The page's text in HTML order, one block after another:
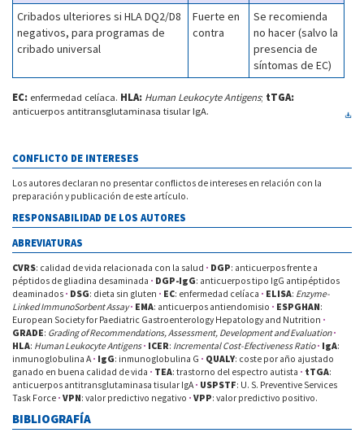
EC: enfermedad celíaca. HLA: Human Leukocyte Antigens; tTGA:
anticuerpos antitransglutaminasa tisular IgA.
Cribados ulteriores si HLA DQ2/D8
negativos, para programas de
cribado universal
Fuerte en
contra
Se recomienda
no hacer (salvo la
presencia de
síntomas de EC)
CONFLICTO DE INTERESES
Los autores declaran no presentar conflictos de intereses en relación con la
preparación y publicación de este artículo.
RESPONSABILIDAD DE LOS AUTORES
ABREVIATURAS
CVRS: calidad de vida relacionada con la salud · DGP: anticuerpos frente a
péptidos de gliadina desaminada · DGP-IgG: anticuerpos tipo IgG antipéptidos
deaminados · DSG: dieta sin gluten · EC: enfermedad celíaca · ELISA: Enzyme-
Linked ImmunoSorbent Assay · EMA: anticuerpos antiendomisio · ESPGHAN:
European Society for Paediatric Gastroenterology Hepatology and Nutrition ·
GRADE: Grading of Recommendations, Assessment, Development and Evaluation ·
HLA: Human Leukocyte Antigens · ICER: Incremental Cost-Efectiveness Ratio · IgA:
inmunoglobulina A· IgG: inmunoglobulina G · QUALY: coste por año ajustado
ganado en buena calidad de vida · TEA: trastorno del espectro autista · tTGA:
anticuerpos antitransglutaminasa tisular IgA· USPSTF: U. S. Preventive Services
Task Force · VPN: valor predictivo negativo · VPP: valor predictivo positivo.
BIBLIOGRAFÍA